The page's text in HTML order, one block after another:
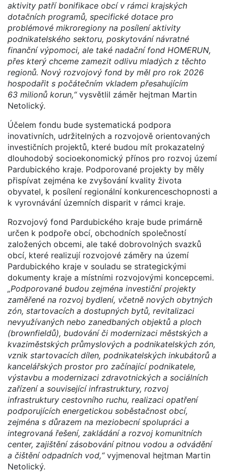
aktivity patří bonifikace obcí v rámci krajských
dotačních programů, specifické dotace pro
problémové mikroregiony na posílení aktivity
podnikatelského sektoru, poskytování návratné
finanční výpomoci, ale také nadační fond HOMERUN,
přes který chceme zamezit odlivu mladých z těchto
regionů. Nový rozvojový fond by měl pro rok 2026
hospodařit s počátečním vkladem přesahujícím
63 milionů korun,“vysvětlil záměr hejtman Martin
Netolický.
Účelem fondu bude systematická podpora
inovativních, udržitelných a rozvojově orientovaných
investičních projektů, které budou mít prokazatelný
dlouhodobý socioekonomický přínos pro rozvoj území
Pardubického kraje. Podporované projekty by měly
přispívat zejména ke zvyšování kvality života
obyvatel, k posílení regionální konkurenceschopnosti a
k vyrovnávání územních disparit v rámci kraje.
Rozvojový fond Pardubického kraje bude primárně
určen k podpoře obcí, obchodních společností
založených obcemi, ale také dobrovolných svazků
obcí, které realizují rozvojové záměry na území
Pardubického kraje v souladu se strategickými
dokumenty kraje a místními rozvojovými koncepcemi.
„Podporované budou zejména investiční projekty
zaměřené na rozvoj bydlení, včetně nových obytných
zón, startovacích a dostupných bytů, revitalizaci
nevyužívaných nebo zanedbaných objektů a ploch
(brownfieldů), budování či modernizaci městských a
kvaziměstských průmyslových a podnikatelských zón,
vznik startovacích dílen, podnikatelských inkubátorů a
kancelářských prostor pro začínající podnikatele,
výstavbu a modernizaci zdravotnických a sociálních
zařízení a související infrastruktury, rozvoj
infrastruktury cestovního ruchu, realizaci opatření
podporujících energetickou soběstačnost obcí,
zejména s důrazem na meziobecní spolupráci a
integrovaná řešení, zakládání a rozvoj komunitních
center, zajištění zásobování pitnou vodou a odvádění
a čištění odpadních vod,“vyjmenoval hejtman Martin
Netolický.